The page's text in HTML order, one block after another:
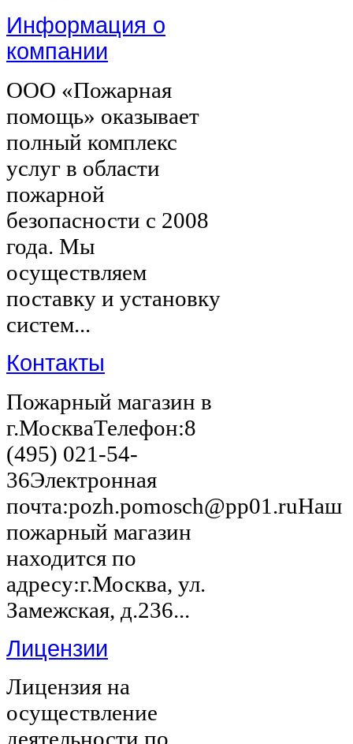
Информация о
компании
ООО «Пожарная
помощь» оказывает
полный комплекс
услуг в области
пожарной
безопасности с 2008
года. Мы
осуществляем
поставку и установку
систем...
Контакты
Пожарный магазин в
г.МоскваТелефон:8
(495) 021-54-
36Электронная
почта:pozh.pomosch@pp01.ruНаш
пожарный магазин
находится по
адресу:г.Москва, ул.
Замежская, д.236...
Лицензии
Лицензия на
осуществление
деятельности по